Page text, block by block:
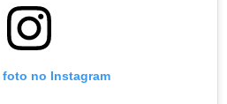
foto no Instagram